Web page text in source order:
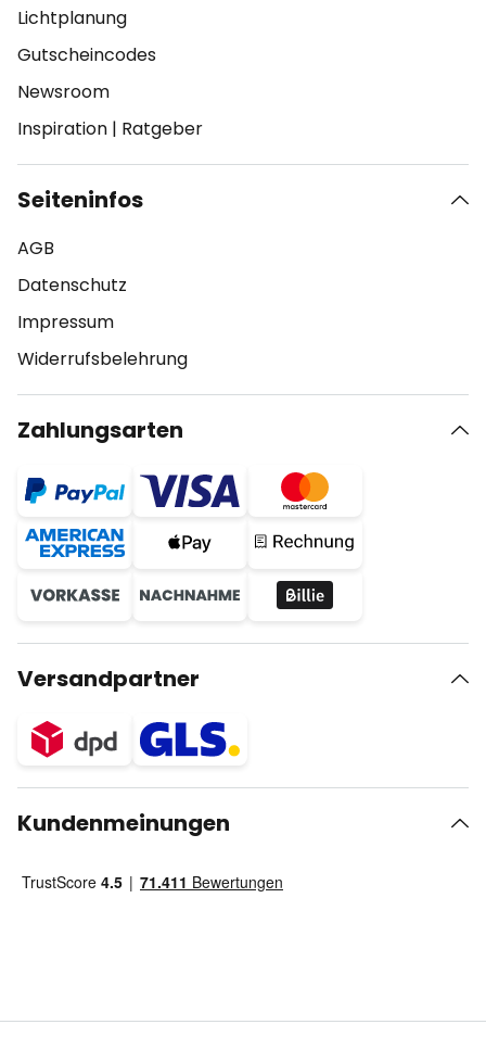
Lichtplanung
Gutscheincodes
Newsroom
Inspiration | Ratgeber
Seiteninfos
AGB
Datenschutz
Impressum
Widerrufsbelehrung
Zahlungsarten
Versandpartner
Kundenmeinungen